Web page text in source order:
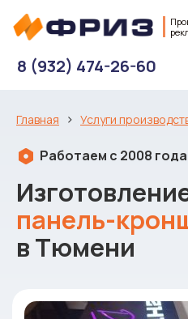
8 (932) 474-26-60
Главная › Услуги
Работаем с 2008 года
панель-
в Тюмени